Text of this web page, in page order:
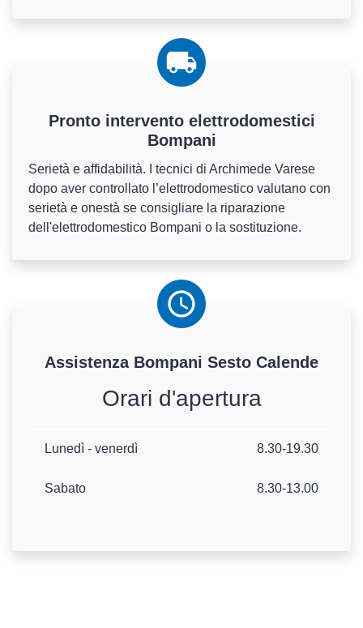
Pronto intervento elettrodomestici
Bompani
Serietà e affidabilità. I tecnici di Archimede Varese
dopo aver controllato l’elettrodomestico valutano con
serietà e onestà se consigliare la riparazione
dell'elettrodomestico Bompani o la sostituzione.
Assistenza Bompani Sesto Calende
Orari d'apertura
Lunedì - venerdì 8.30-19.30
Sabato 8.30-13.00